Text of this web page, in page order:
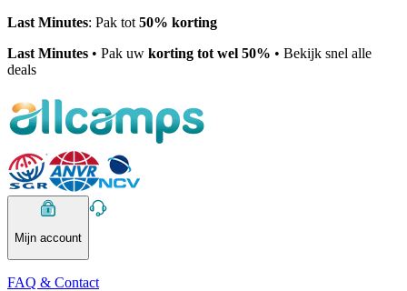
Last Minutes: Pak tot 50% korting
Last Minutes • Pak uw korting tot wel 50% • Bekijk snel alle
deals
Mijn account
FAQ & Contact